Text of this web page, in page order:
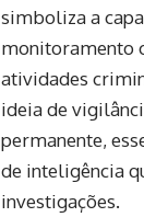
simboliza a
monitoramento
atividades
ideia de
permanente,
de inteligência
investigações.